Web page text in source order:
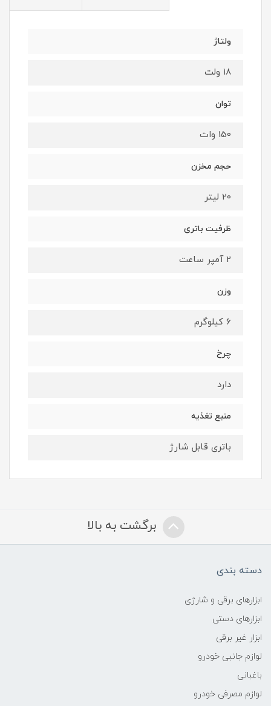
ولتاژ
18 ولت
توان
150 وات
حجم مخزن
20 لیتر
ظرفیت باتری
2 آمپر ساعت
وزن
6 کیلوگرم
چرخ
دارد
منبع تغذیه
باتری قابل شارژ
برگشت به بالا
دسته بندی
ابزارهای برقی و شارژی
ابزارهای دستی
ابزار غیر برقی
لوازم جانبی خودرو
باغبانی
لوازم مصرفی خودرو